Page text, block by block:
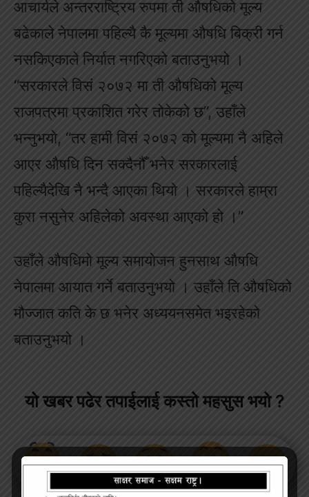
आचार्यले अन्तरराष्ट्रिय रुपमा ती औषधिको मूल्य
बढेकाले नेपालमा पहिल्यै कै मूल्यमा औषधि बिक्री गर्न
नसकिएकाले निर्यात नगरिएको बताउनुभयो ।
“सरकारले विसं २०७२ मा ती औषधिको मूल्य
राजपत्रमा प्रकाशित गरेर तोकेको छ”, उहाँले
भन्नुभयो, “तर हामी विसं २०७२ को मूल्यमा नै अहिले
आएर औषधि दिन सक्दैनौँ भनेर सरकारलाई
पहिल्यैदेखि नै भन्दै आएका थियो । सरकारले हाम्रा
कुरा नसुनेर अहिलेको अवस्था आएको हो ।”
उहाँले औषधिमो मूल्य समायोजन हुनसाथ औषधि
नेपालमा आयात गर्ने बताउनुभयो । उहाँले ति औषधिको
मौज्जात कति के छ भनेर अध्ययनसमेत भइरहेको
बताउनुभयो ।
यो खबर पढेर तपाईलाई कस्तो महसुस भयो ?